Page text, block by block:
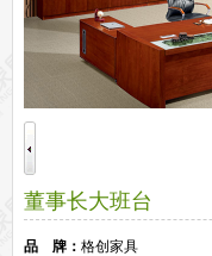
保密文件柜
前台接待系列
接待家具
培训桌
公共区域家具系列
高铁车站候车椅
酒店公寓家具
他们正在使用格创家具
董事长大班台
品 牌： 格创家具